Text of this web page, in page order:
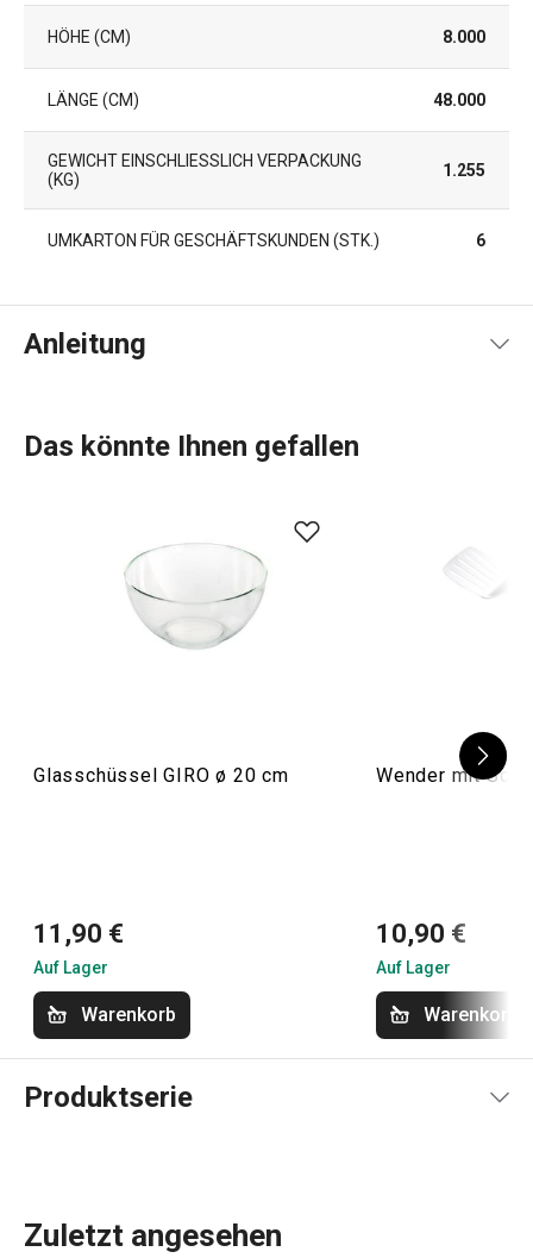
HÖHE (CM) 8.000
LÄNGE (CM) 48.000
GEWICHT EINSCHLIESSLICH VERPACKUNG (
KG)
1.255
UMKARTON FÜR GESCHÄFTSKUNDEN (STK.) 6
Anleitung
Das könnte Ihnen gefallen
Glasschüssel GIRO ø 20 cm
11,90 €
Auf Lager
Warenkorb
Wender mit
10,90 €
Auf Lager
Warenkorb
Produktserie
Zuletzt angesehen